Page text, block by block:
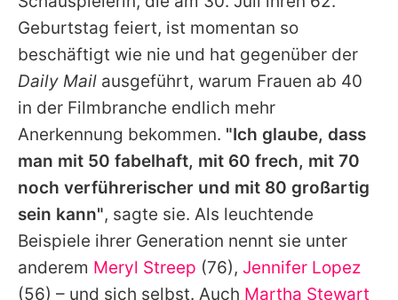
App runterladen
Team
Redaktionelle Richtlinien
Impressum
Datenschutzerklärung
Nutzungsbedingungen
Utiq verwalten
Geburtstag feiert, ist momentan so
beschäftigt wie nie und hat gegenüber der
Daily Mail ausgeführt, warum Frauen ab 40
in der Filmbranche endlich mehr
Anerkennung bekommen. "Ich glaube, dass
man mit 50 fabelhaft, mit 60 frech, mit 70
noch verführerischer und mit 80 großartig
sein kann", sagte sie. Als leuchtende
Beispiele ihrer Generation nennt sie unter
anderem Meryl Streep (76), Jennifer Lopez
(56) – und sich selbst. Auch Martha Stewart